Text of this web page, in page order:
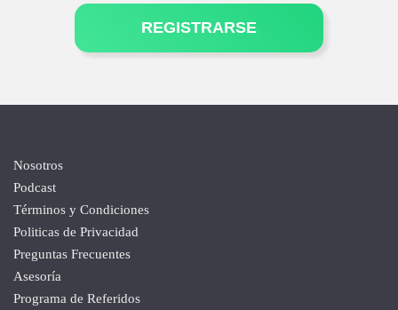
REGISTRARSE
Nosotros
Podcast
Términos y Condiciones
Politicas de Privacidad
Preguntas Frecuentes
Asesoría
Programa de Referidos